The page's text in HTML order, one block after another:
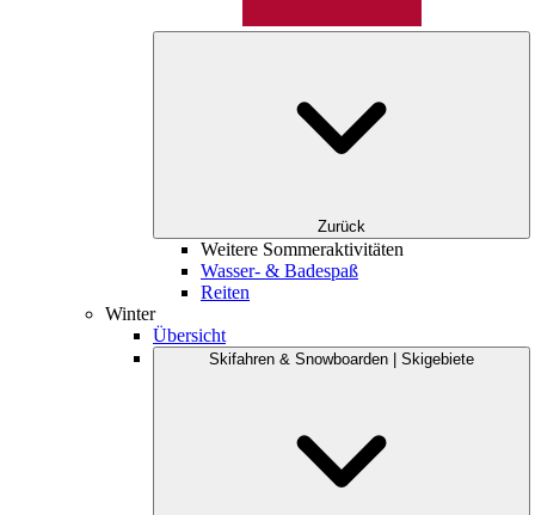
Zurück
Weitere Sommeraktivitäten
Wasser- & Badespaß
Reiten
Winter
Übersicht
Skifahren & Snowboarden | Skigebiete